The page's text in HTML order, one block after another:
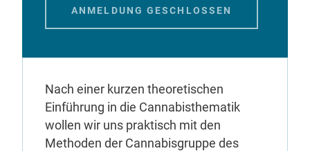
ANMELDUNG GESCHLOSSEN
Nach einer kurzen theoretischen
Einführung in die Cannabisthematik
wollen wir uns praktisch mit den
Methoden der Cannabisgruppe des